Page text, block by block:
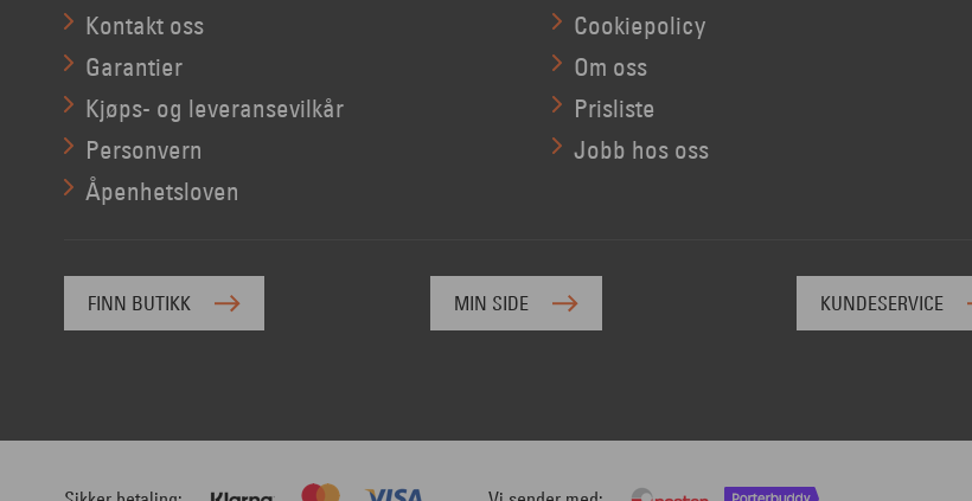
Kontakt oss
Garantier
Kjøps- og leveransevilkår
Personvern
Åpenhetsloven
Cookiepolicy
Om oss
Prisliste
Jobb hos oss
FINN BUTIKK MIN SIDE KUNDESERVICE